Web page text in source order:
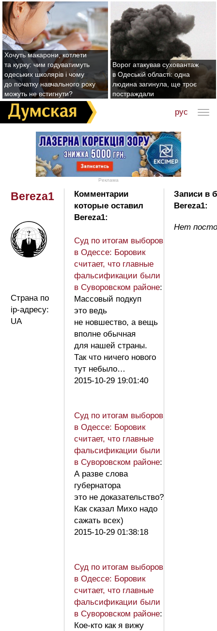
Хочуть макарони, котлети
та курку: чим годуватимуть
одеських школярів і чому
до початку навчального року
можуть не встигнути?
Ворог атакував суховантаж
в Одеській області: одна
людина загинула, ще троє
постраждали
рус
Реклама
Bereza1
Страна по
ip-адресу:
UA
Комментарии
которые оставил
Bereza1:
Суд по итогам выборов
в Одессе: Боровик
считает, что главные
фальсификации были
в Суворовском районе:
Массовый подкуп
это ведь
не новшество, а вещь
вполне обычная
для нашей страны.
Так что ничего нового
тут небыло…
2015-10-29 19:01:40
Суд по итогам выборов
в Одессе: Боровик
считает, что главные
фальсификации были
в Суворовском районе:
А разве слова
губернатора
это не доказательство?
Как сказал Михо надо
сажать всех)
2015-10-29 01:38:18
Суд по итогам выборов
в Одессе: Боровик
считает, что главные
фальсификации были
в Суворовском районе:
Кое-кто как я вижу
Записи в
Bereza1:
Нет